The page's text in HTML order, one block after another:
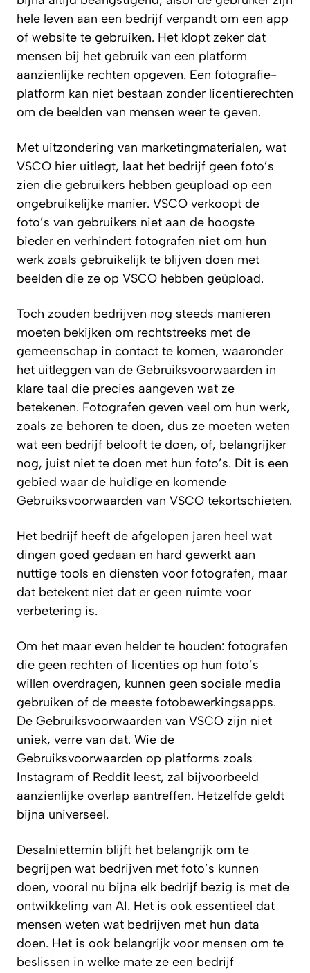
hele leven aan een bedrijf verpandt om een app
of website te gebruiken. Het klopt zeker dat
mensen bij het gebruik van een platform
aanzienlijke rechten opgeven. Een fotografie-
platform kan niet bestaan zonder licentierechten
om de beelden van mensen weer te geven.
Met uitzondering van marketingmaterialen, wat
VSCO hier uitlegt, laat het bedrijf geen foto’s
zien die gebruikers hebben geüpload op een
ongebruikelijke manier. VSCO verkoopt de
foto’s van gebruikers niet aan de hoogste
bieder en verhindert fotografen niet om hun
werk zoals gebruikelijk te blijven doen met
beelden die ze op VSCO hebben geüpload.
Toch zouden bedrijven nog steeds manieren
moeten bekijken om rechtstreeks met de
gemeenschap in contact te komen, waaronder
het uitleggen van de Gebruiksvoorwaarden in
klare taal die precies aangeven wat ze
betekenen. Fotografen geven veel om hun werk,
zoals ze behoren te doen, dus ze moeten weten
wat een bedrijf belooft te doen, of, belangrijker
nog, juist niet te doen met hun foto’s. Dit is een
gebied waar de huidige en komende
Gebruiksvoorwaarden van VSCO tekortschieten.
Het bedrijf heeft de afgelopen jaren heel wat
dingen goed gedaan en hard gewerkt aan
nuttige tools en diensten voor fotografen, maar
dat betekent niet dat er geen ruimte voor
verbetering is.
Om het maar even helder te houden: fotografen
die geen rechten of licenties op hun foto’s
willen overdragen, kunnen geen sociale media
gebruiken of de meeste fotobewerkingsapps.
De Gebruiksvoorwaarden van VSCO zijn niet
uniek, verre van dat. Wie de
Gebruiksvoorwaarden op platforms zoals
Instagram of Reddit leest, zal bijvoorbeeld
aanzienlijke overlap aantreffen. Hetzelfde geldt
bijna universeel.
Desalniettemin blijft het belangrijk om te
begrijpen wat bedrijven met foto’s kunnen
doen, vooral nu bijna elk bedrijf bezig is met de
ontwikkeling van AI. Het is ook essentieel dat
mensen weten wat bedrijven met hun data
doen. Het is ook belangrijk voor mensen om te
beslissen in welke mate ze een bedrijf